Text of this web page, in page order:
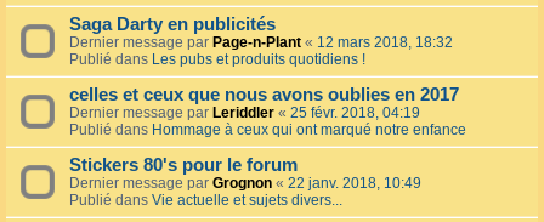
Saga Darty en publicités
Dernier message par Page-n-Plant « 12 mars 2018, 18:32
Publié dans Les pubs et produits quotidiens !
celles et ceux que nous avons oublies en 2017
Dernier message par Leriddler « 25 févr. 2018, 04:19
Publié dans Hommage à ceux qui ont marqué notre enfance
Stickers 80's pour le forum
Dernier message par Grognon « 22 janv. 2018, 10:49
Publié dans Vie actuelle et sujets divers...